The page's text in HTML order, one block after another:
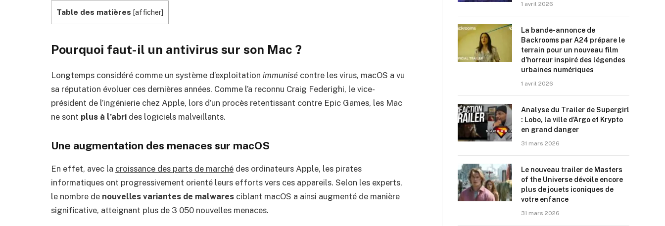
Table des matières [afficher]
Pourquoi faut-il un antivirus sur son Mac ?
Longtemps considéré comme un système d’exploitation immunisé contre les virus, macOS a vu
sa réputation évoluer ces dernières années. Comme l’a reconnu Craig Federighi, le vice-
président de l’ingénierie chez Apple, lors d’un procès retentissant contre Epic Games, les Mac
ne sont plus à l’abri des logiciels malveillants.
Une augmentation des menaces sur macOS
En effet, avec la croissance des parts de marché des ordinateurs Apple, les pirates
informatiques ont progressivement orienté leurs efforts vers ces appareils. Selon les experts,
le nombre de nouvelles variantes de malwares ciblant macOS a ainsi augmenté de manière
significative, atteignant plus de 3 050 nouvelles menaces.
1 avril 2026
La bande-annonce de
Backrooms par A24 prépare le
terrain pour un nouveau film
d’horreur inspiré des légendes
urbaines numériques
1 avril 2026
Analyse du Trailer de Supergirl
: Lobo, la ville d’Argo et Krypto
en grand danger
31 mars 2026
Le nouveau trailer de Masters
of the Universe dévoile encore
plus de jouets iconiques de
votre enfance
31 mars 2026